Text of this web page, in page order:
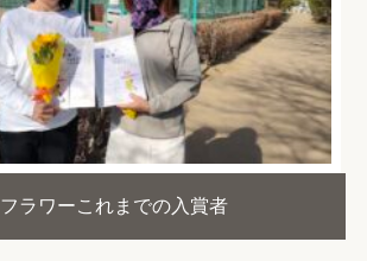
フラワーこれまでの入賞者